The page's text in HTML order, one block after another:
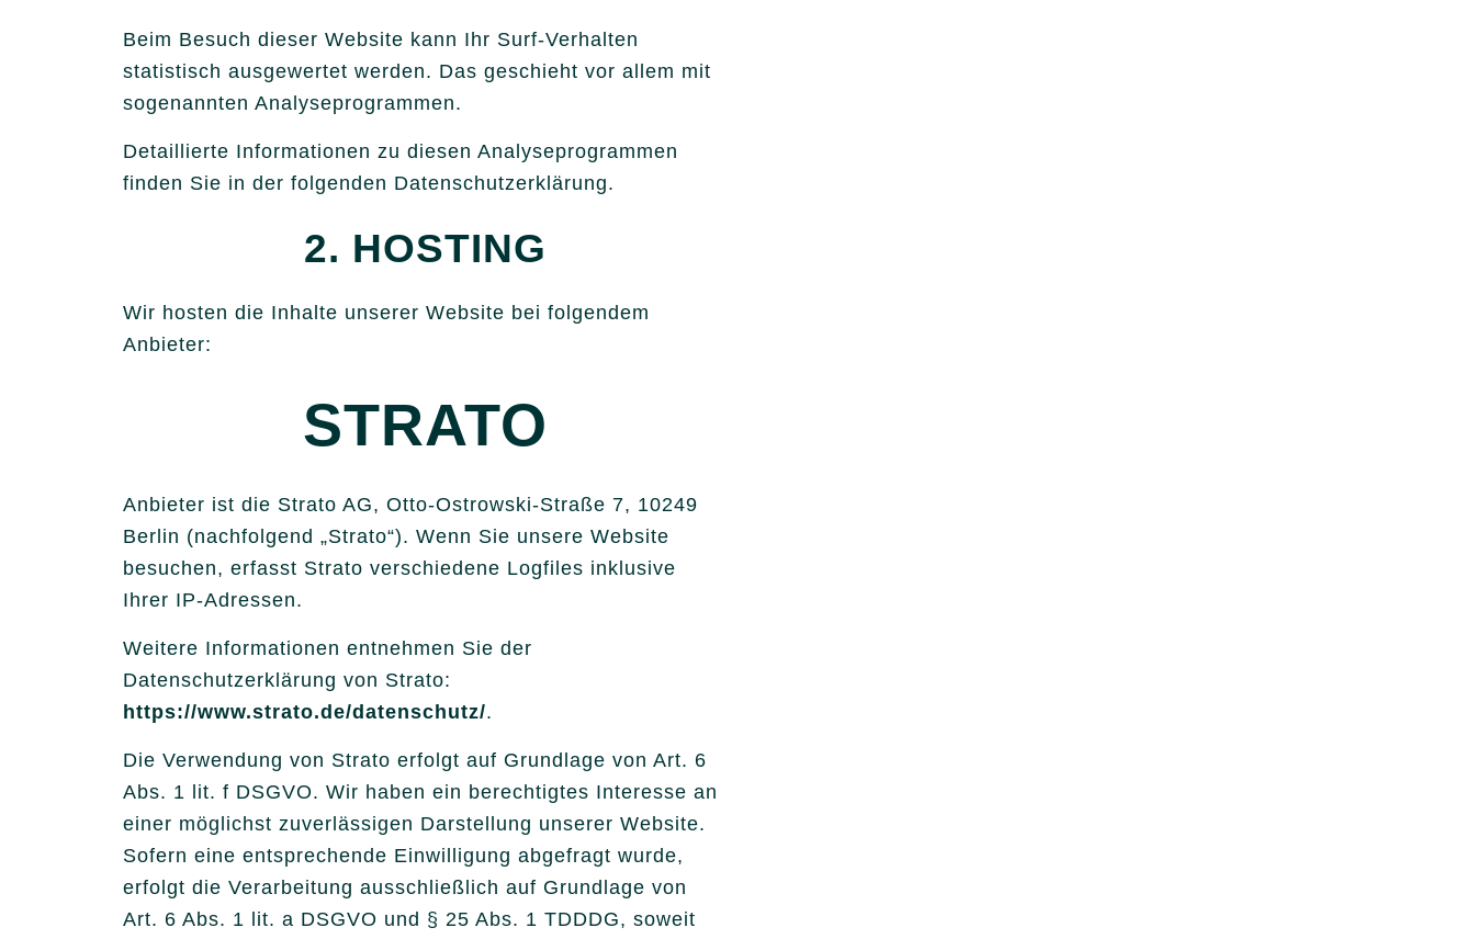
Beim Besuch dieser Website kann Ihr Surf-Verhalten
statistisch ausgewertet werden. Das geschieht vor allem mit
sogenannten Analyseprogrammen.
Detaillierte Informationen zu diesen Analyseprogrammen
finden Sie in der folgenden Datenschutzerklärung.
2. HOSTING
Wir hosten die Inhalte unserer Website bei folgendem
Anbieter:
STRATO
Anbieter ist die Strato AG, Otto-Ostrowski-Straße 7, 10249
Berlin (nachfolgend „Strato“). Wenn Sie unsere Website
besuchen, erfasst Strato verschiedene Logfiles inklusive
Ihrer IP-Adressen.
Weitere Informationen entnehmen Sie der
Datenschutzerklärung von Strato:
https://www.strato.de/datenschutz/.
Die Verwendung von Strato erfolgt auf Grundlage von Art. 6
Abs. 1 lit. f DSGVO. Wir haben ein berechtigtes Interesse an
einer möglichst zuverlässigen Darstellung unserer Website.
Sofern eine entsprechende Einwilligung abgefragt wurde,
erfolgt die Verarbeitung ausschließlich auf Grundlage von
Art. 6 Abs. 1 lit. a DSGVO und § 25 Abs. 1 TDDDG, soweit